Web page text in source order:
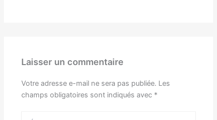
Laisser un commentaire
Votre adresse e-mail ne sera pas publiée. Les
champs obligatoires sont indiqués avec *